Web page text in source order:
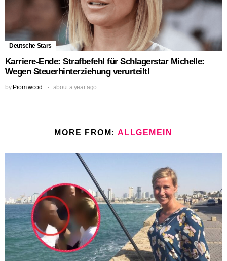
Deutsche Stars
Karriere-Ende: Strafbefehl für Schlagerstar Michelle:
Wegen Steuerhinterziehung verurteilt!
by Promiwood about a year ago
MORE FROM: ALLGEMEIN